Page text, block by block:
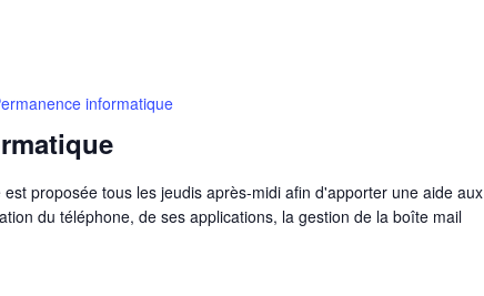
informatique
proposée tous les jeudis après-midi afin d'apporter une aide aux
du téléphone, de ses applications, la gestion de la boîte mail